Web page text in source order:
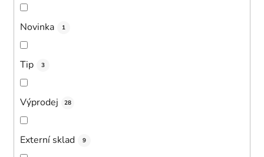
Novinka 1
Tip 3
Výprodej 28
Externí sklad 9